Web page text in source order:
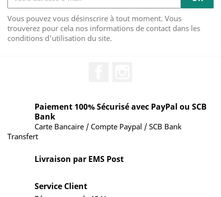
Vous pouvez vous désinscrire à tout moment. Vous
trouverez pour cela nos informations de contact dans les
conditions d'utilisation du site.
Paiement 100% Sécurisé avec PayPal ou SCB
Bank
Carte Bancaire / Compte Paypal / SCB Bank
Transfert
Livraison par EMS Post
Service Client